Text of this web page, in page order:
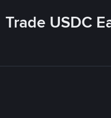
Trade USDC